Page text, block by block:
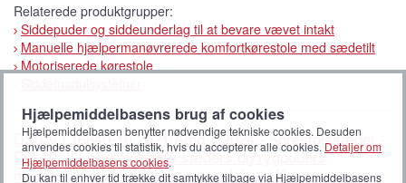
Relaterede produktgrupper:
Siddepuder og siddeunderlag til at bevare vævet intakt
Manuelle hjælpermanøvrerede komfortkørestole med sædetilt
Motoriserede kørestole
DS/ISO 16840-10:2021/Amd 1:2024 - Kørestolssæder -
Del 10: Ikke-integrerede sæders og rygpuders
modstandsevne over for antændelse - Krav og
Hjælpemiddelbasens brug af cookies
Hjælpemiddelbasen benytter nødvendige tekniske cookies. Desuden
anvendes cookies til statistik, hvis du accepterer alle cookies. Detaljer om
Hjælpemiddelbasens cookies.
Du kan til enhver tid trække dit samtykke tilbage via Hjælpemiddelbasens